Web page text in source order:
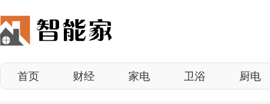
首页 财经 家电 卫浴 厨电